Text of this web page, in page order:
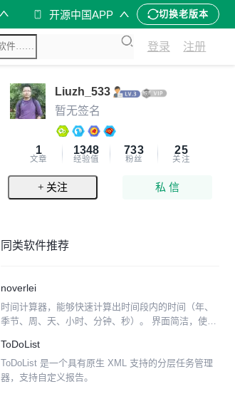
开源中国APP 切换老版本
登录 注册
Liuzh_533
暂无签名
1
文章
1348
经验值
733
粉丝
25
关注
+ 关注 私 信
同类软件推荐
noverlei
时间计算器，能够快速计算出时间段内的时间（年、
季节、周、天、小时、分钟、秒）。 界面简洁，使用
ToDoList
ToDoList 是一个具有原生 XML 支持的分层任务管理
器，支持自定义报告。